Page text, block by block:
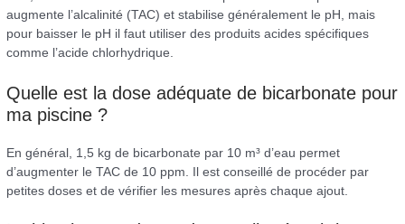
augmente l’alcalinité (TAC) et stabilise généralement le pH, mais
pour baisser le pH il faut utiliser des produits acides spécifiques
comme l’acide chlorhydrique.
Quelle est la dose adéquate de bicarbonate pour
ma piscine ?
En général, 1,5 kg de bicarbonate par 10 m³ d’eau permet
d’augmenter le TAC de 10 ppm. Il est conseillé de procéder par
petites doses et de vérifier les mesures après chaque ajout.